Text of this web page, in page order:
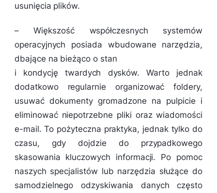
usunięcia plików.
–Większość współczesnych systemów
operacyjnych posiada wbudowane narzędzia,
dbające na bieżąco o stan
i kondycję twardych dysków. Warto jednak
dodatkowo regularnie organizować foldery,
usuwać dokumenty gromadzone na pulpicie i
eliminować niepotrzebne pliki oraz wiadomości
e-mail. To pożyteczna praktyka, jednak tylko do
czasu, gdy dojdzie do przypadkowego
skasowania kluczowych informacji. Po pomoc
naszych specjalistów lub narzędzia służące do
samodzielnego odzyskiwania danych często